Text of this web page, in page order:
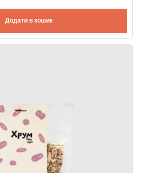
Додати в кошик